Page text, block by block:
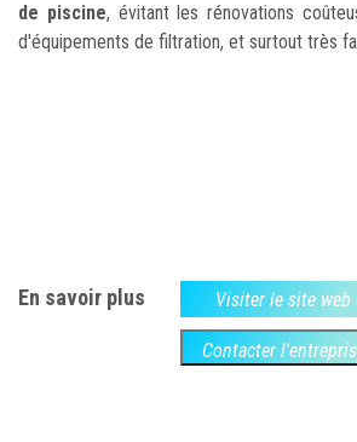
de piscine, évitant les rénovations
d'équipements de filtration, et surtout très
En savoir plus Visiter le site web
Contacter